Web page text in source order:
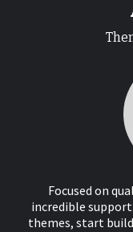
Focused on
incredible
themes, start